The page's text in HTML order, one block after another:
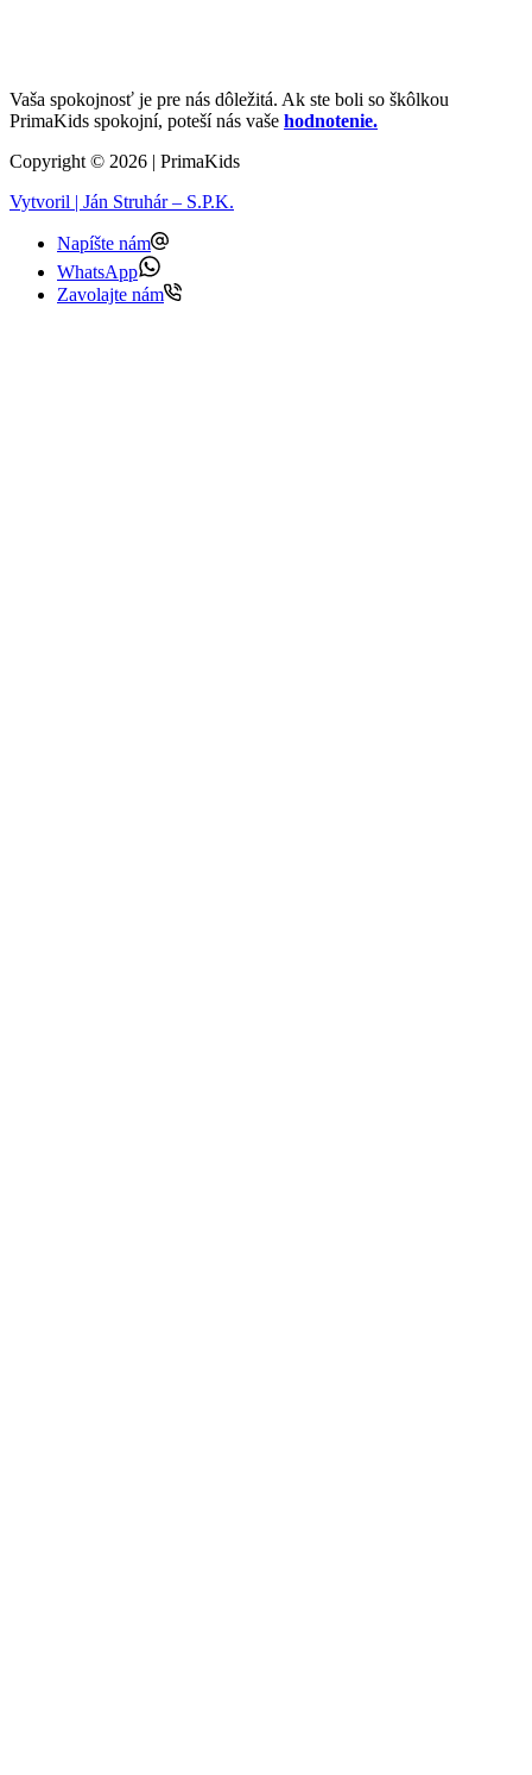
Vaša spokojnosť je pre nás dôležitá. Ak ste boli so škôlkou
PrimaKids spokojní, poteší nás vaše hodnotenie.
Copyright © 2026 | PrimaKids
Vytvoril | Ján Struhár – S.P.K.
Napíšte nám
WhatsApp
Zavolajte nám